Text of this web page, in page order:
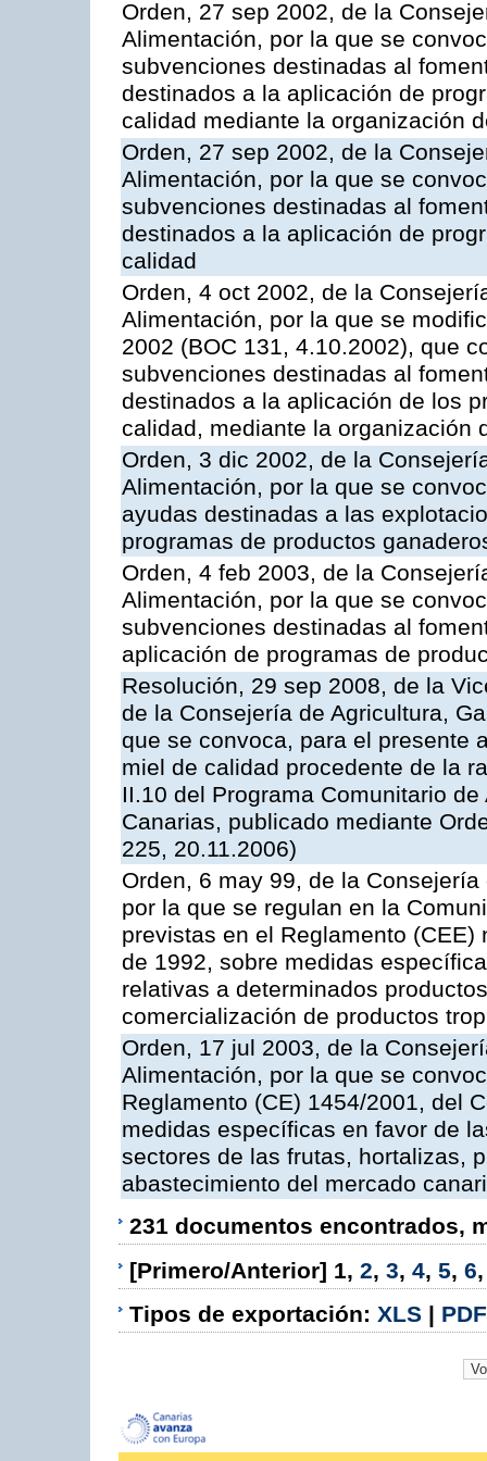
Orden, 27 sep 2002, de la
Alimentación, por la que se
subvenciones destinadas al
destinados a la aplicación de
calidad mediante la organización
Orden, 27 sep 2002, de la
Alimentación, por la que se
subvenciones destinadas al
destinados a la aplicación de
calidad
Orden, 4 oct 2002, de la
Alimentación, por la que se
2002 (BOC 131, 4.10.2002), que
subvenciones destinadas al
destinados a la aplicación de los
calidad, mediante la organización
Orden, 3 dic 2002, de la
Alimentación, por la que se
ayudas destinadas a las
programas de productos
Orden, 4 feb 2003, de la
Alimentación, por la que se
subvenciones destinadas al
aplicación de programas de
Resolución, 29 sep 2008, de la
de la Consejería de Agricultura,
que se convoca, para el presente
miel de calidad procedente de la
II.10 del Programa Comunitario
Canarias, publicado mediante
225, 20.11.2006)
Orden, 6 may 99, de la
por la que se regulan en la
previstas en el Reglamento
de 1992, sobre medidas
relativas a determinados
comercialización de productos
Orden, 17 jul 2003, de la
Alimentación, por la que se
Reglamento (CE) 1454/2001, del
medidas específicas en favor de
sectores de las frutas, hortalizas,
abastecimiento del mercado
231 documentos encontrados,
[Primero/Anterior] 1, 2, 3, 4, 5, 6
Tipos de exportación: XLS | PDF